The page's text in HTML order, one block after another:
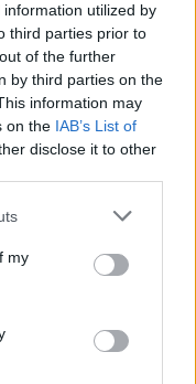
utilized by
third parties prior to
of the further
by third parties on the
information may
on the IAB’s List of
disclose it to other
my
pastebėti virš
bazės Vakarų
incidentą tiria
šešėlis virš